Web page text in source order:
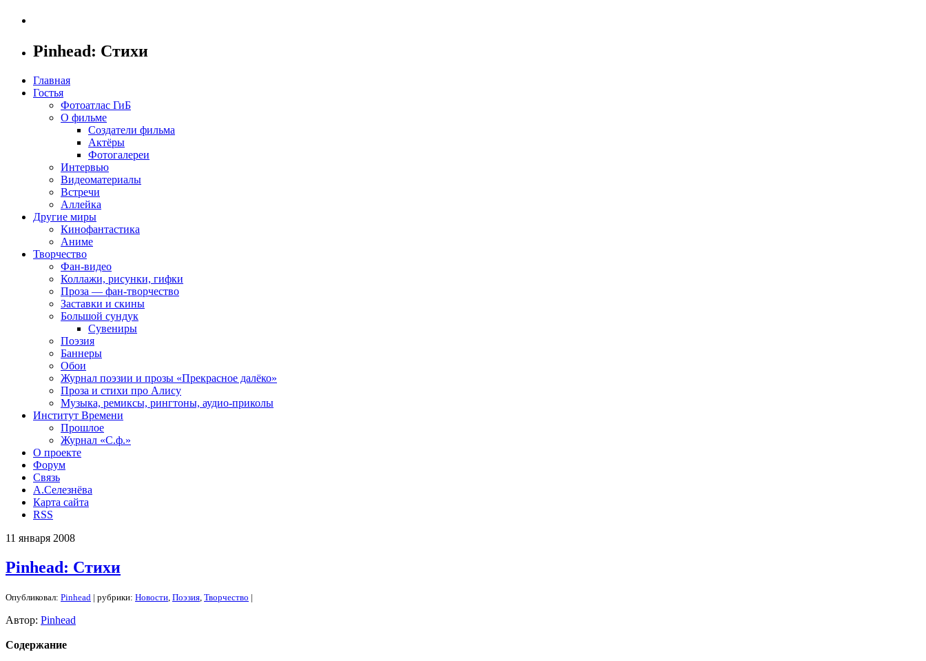
Pinhead: Стихи
Главная
Гостья
Фотоатлас ГиБ
О фильме
Создатели фильма
Актёры
Фотогалереи
Интервью
Видеоматериалы
Встречи
Аллейка
Другие миры
Кинофантастика
Аниме
Творчество
Фан-видео
Коллажи, рисунки, гифки
Проза — фан-творчество
Заставки и скины
Большой сундук
Сувениры
Поэзия
Баннеры
Обои
Журнал поэзии и прозы «Прекрасное далёко»
Проза и стихи про Алису
Музыка, ремиксы, рингтоны, аудио-приколы
Институт Времени
Прошлое
Журнал «С.ф.»
О проекте
Форум
Связь
А.Селезнёва
Карта сайта
RSS
11 января 2008
Pinhead: Стихи
Опубликовал: Pinhead | рубрики: Новости Поэзия Творчество |
Автор: Pinhead
Содержание